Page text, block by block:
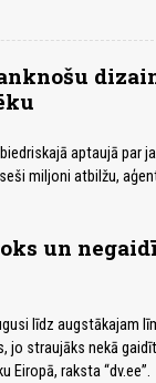
aptaujā par
miljoni atbilžu,
un
līdz augstākajam
jo straujāks nekā
Eiropā, raksta “dv.ee”.